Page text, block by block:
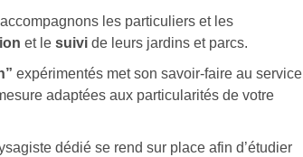
les particuliers et les
et le suivi de leurs jardins et parcs.
expérimentés met son savoir-faire au service
adaptées aux particularités de votre
dédié se rend sur place afin d’étudier